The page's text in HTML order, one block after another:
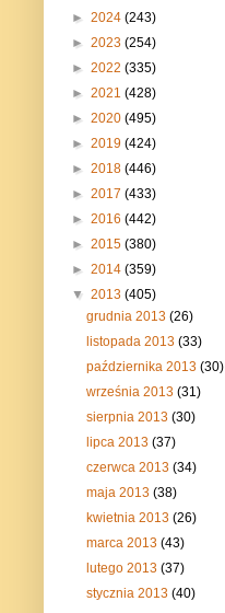
► 2024 (243)
► 2023 (254)
► 2022 (335)
► 2021 (428)
► 2020 (495)
► 2019 (424)
► 2018 (446)
► 2017 (433)
► 2016 (442)
► 2015 (380)
► 2014 (359)
▼ 2013 (405)
grudnia 2013(26)
listopada 2013(33)
października 2013(30)
września 2013(31)
sierpnia 2013(30)
lipca 2013(37)
czerwca 2013(34)
maja 2013(38)
kwietnia 2013(26)
marca 2013(43)
lutego 2013(37)
stycznia 2013(40)